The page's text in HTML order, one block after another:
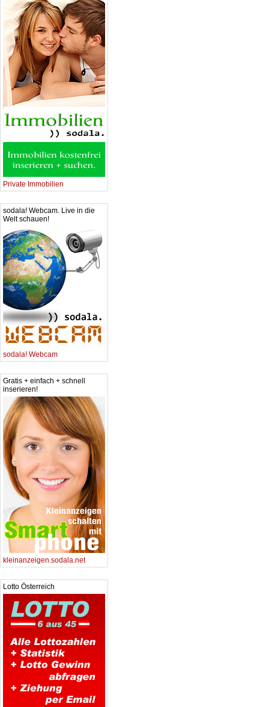
Private Immobilien
sodala! Webcam. Live in die
Welt schauen!
sodala! Webcam
Gratis + einfach + schnell
inserieren!
kleinanzeigen.sodala.net
Lotto Österreich